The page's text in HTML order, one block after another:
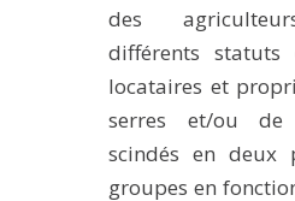
FOR THE PUBLIC
des
différents statuts
locataires et
serres et/ou de
scindés en deux
groupes en